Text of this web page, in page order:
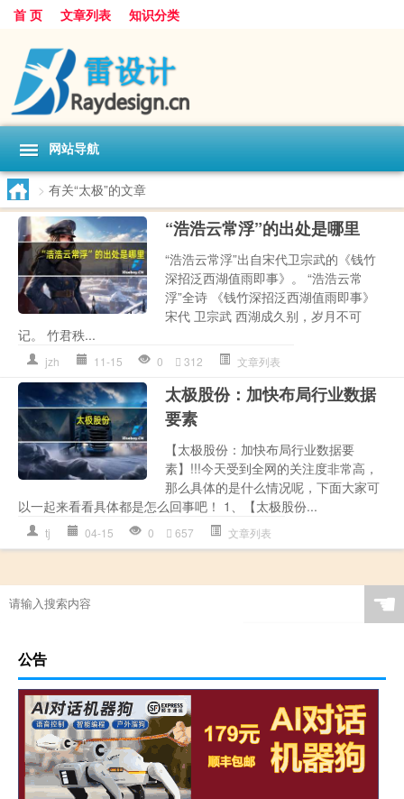
首 页 文章列表 知识分类
网站导航
> 有关“太极”的文章
“浩浩云常浮”的出处是哪里
“浩浩云常浮”出自宋代卫宗武的《钱竹
深招泛西湖值雨即事》。 “浩浩云常
浮”全诗 《钱竹深招泛西湖值雨即事》
宋代 卫宗武 西湖成久别，岁月不可
记。 竹君秩...
jzh 11-15 0 312 文章列表
太极股份：加快布局行业数据
要素
【太极股份：加快布局行业数据要
素】!!!今天受到全网的关注度非常高，
那么具体的是什么情况呢，下面大家可
以一起来看看具体都是怎么回事吧！ 1、【太极股份...
tj 04-15 0 657 文章列表
☚
公告